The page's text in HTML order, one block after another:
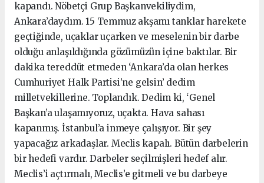
kapandı. Nöbetçi Grup Başkanvekiliydim,
Ankara’daydım. 15 Temmuz akşamı tanklar harekete
geçtiğinde, uçaklar uçarken ve meselenin bir darbe
olduğu anlaşıldığında gözümüzün içine baktılar. Bir
dakika tereddüt etmeden ‘Ankara’da olan herkes
Cumhuriyet Halk Partisi’ne gelsin’ dedim
milletvekillerine. Toplandık. Dedim ki, ‘Genel
Başkan’a ulaşamıyoruz, uçakta. Hava sahası
kapanmış. İstanbul’a inmeye çalışıyor. Bir şey
yapacağız arkadaşlar. Meclis kapalı. Bütün darbelerin
bir hedefi vardır. Darbeler seçilmişleri hedef alır.
Meclis’i açtırmalı, Meclis’e gitmeli ve bu darbeye